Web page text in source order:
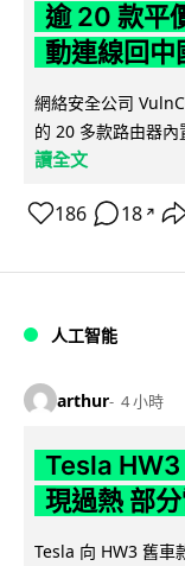
逾 20 款平
動連線回中
網絡安全公司
的 20 多款路由器
讀全文
186 18 ↗
人工智能
arthur 4 小時
Tesla HW3
現過熱 部
Tesla 向 HW3 舊車